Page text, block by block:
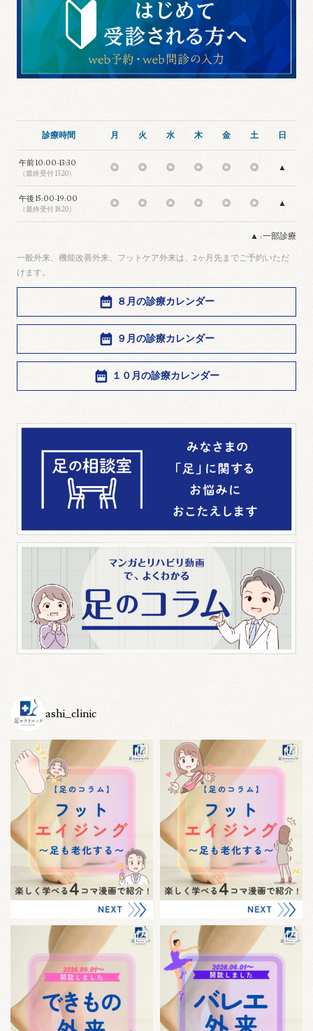
診療時間 月 火 水 木 金 土 日
午前10:00-13:30
（最終受付 13:20）
◎ ◎ ◎ ◎ ◎ ◎ ▲
午後 15:00-19:00
（最終受付 18:20）
◎ ◎ ◎ ◎ ◎ ◎ ▲
▲ : 一部診療
一般外来、機能改善外来、フットケア外来は、2ヶ月先までご予約いただ
けます。
８月の診療カレンダー
９月の診療カレンダー
１０月の診療カレンダー
ashi_clinic